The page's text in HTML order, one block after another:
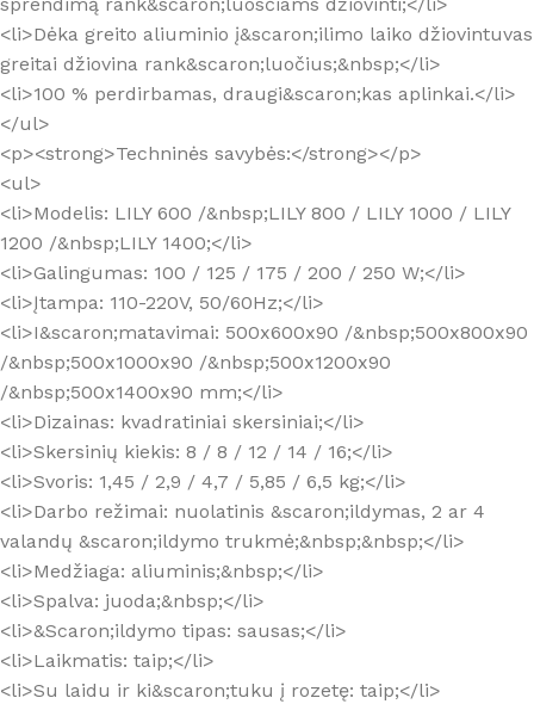
sprendimą rank&scaron;luosčiams džiovinti;</li>
<li>Dėka greito aliuminio į&scaron;ilimo laiko džiovintuvas
greitai džiovina rank&scaron;luočius;&nbsp;</li>
<li>100 % perdirbamas, draugi&scaron;kas aplinkai.</li>
</ul>
<p><strong>Techninės savybės:</strong></p>
<ul>
<li>Modelis: LILY 600 /&nbsp;LILY 800 / LILY 1000 / LILY
1200 /&nbsp;LILY 1400;</li>
<li>Galingumas: 100 / 125 / 175 / 200 / 250 W;</li>
<li>Įtampa: 110-220V, 50/60Hz;</li>
<li>I&scaron;matavimai: 500x600x90 /&nbsp;500x800x90
/&nbsp;500x1000x90 /&nbsp;500x1200x90
/&nbsp;500x1400x90 mm;</li>
<li>Dizainas: kvadratiniai skersiniai;</li>
<li>Skersinių kiekis: 8 / 8 / 12 / 14 / 16;</li>
<li>Svoris: 1,45 / 2,9 / 4,7 / 5,85 / 6,5 kg;</li>
<li>Darbo režimai: nuolatinis &scaron;ildymas, 2 ar 4
valandų &scaron;ildymo trukmė;&nbsp;&nbsp;</li>
<li>Medžiaga: aliuminis;&nbsp;</li>
<li>Spalva: juoda;&nbsp;</li>
<li>&Scaron;ildymo tipas: sausas;</li>
<li>Laikmatis: taip;</li>
<li>Su laidu ir ki&scaron;tuku į rozetę: taip;</li>